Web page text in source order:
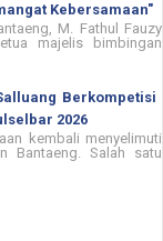
Kebersamaan"
M. Fathul Fauzy
majelis bimbingan
Berkompetisi
2026
kembali menyelimuti
Bantaeng. Salah satu